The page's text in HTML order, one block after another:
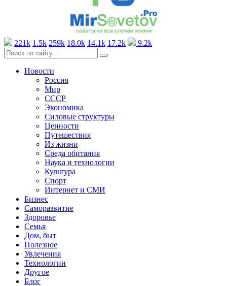
221k 1.5k 259k 18.0k 14.1k 17.2k 9.2k
Новости
Россия
Мир
СССР
Экономика
Силовые структуры
Ценности
Путешествия
Из жизни
Среда обитания
Наука и технологии
Культура
Спорт
Интернет и СМИ
Бизнес
Саморазвитие
Здоровье
Семья
Дом, быт
Полезное
Увлечения
Технологии
Другое
Блог